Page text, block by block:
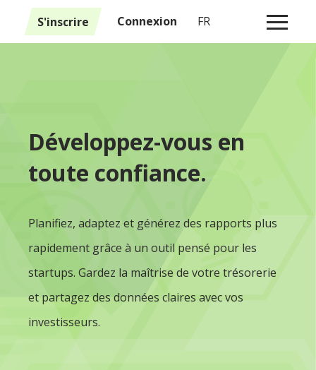
S'inscrire Connexion FR
Développez-vous en
toute confiance.
Planifiez, adaptez et générez des rapports plus
rapidement grâce à un outil pensé pour les
startups. Gardez la maîtrise de votre trésorerie
et partagez des données claires avec vos
investisseurs.